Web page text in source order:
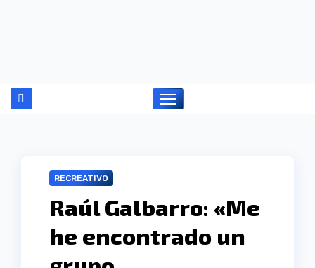
RECREATIVO
Raúl Galbarro: «Me
he encontrado un